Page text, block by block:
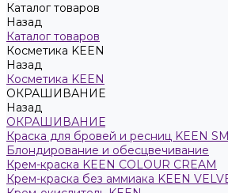
Каталог товаров
Назад
Каталог товаров
Косметика KEEN
Назад
Косметика KEEN
ОКРАШИВАНИЕ
Назад
ОКРАШИВАНИЕ
Краска для бровей и ресниц KEEN
Блондирование и обесцвечивание
Крем-краска KEEN COLOUR CREAM
Крем-краска без аммиака KEEN